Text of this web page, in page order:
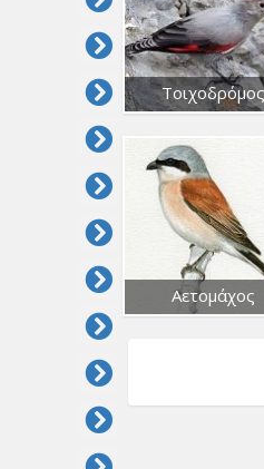
Τοιχοδρόμος
Αετομάχος